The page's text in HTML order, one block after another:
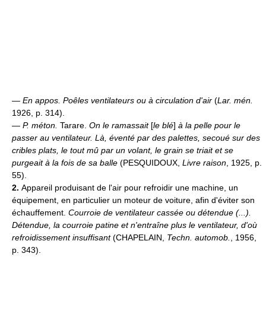
— En appos. Poêles ventilateurs ou à circulation d'air (Lar. mén.
1926, p. 314).
— P. méton. Tarare. On le ramassait [le blé] à la pelle pour le
passer au ventilateur. Là, éventé par des palettes, secoué sur des
cribles plats, le tout mû par un volant, le grain se triait et se
purgeait à la fois de sa balle (PESQUIDOUX, Livre raison , 1925, p.
55).
2. Appareil produisant de l'air pour refroidir une machine, un
équipement, en particulier un moteur de voiture, afin d'éviter son
échauffement. Courroie de ventilateur cassée ou détendue (...).
Détendue, la courroie patine et n'entraîne plus le ventilateur, d'où
refroidissement insuffisant(CHAPELAIN, Techn. automob.
, 1956,
p. 343).